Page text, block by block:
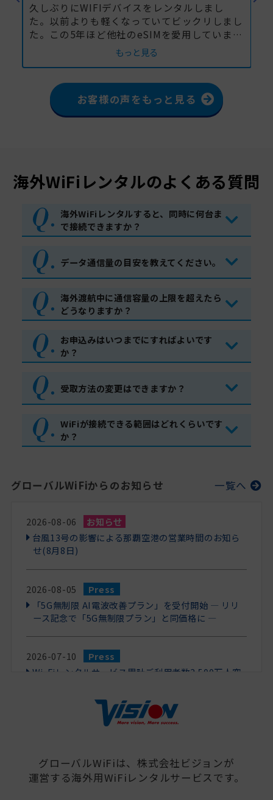
他社のポンコツWiFiを借りたこともあるんで
すが、グローバルWiFiは圧倒的に良いです。な
んのストレスも無しに快適な環境です。僕は
docomoなので、そのままGIGAという選択肢も
あったんですが、今回複数人で行ったのでこの
正解だったと思ってます。
もっと見る
お客様の声をもっと見る
海外WiFiレンタルのよくある質問
海外WiFiレンタルすると、同時に何台ま
で接続できますか？
データ通信量の目安を教えてください。
海外渡航中に通信容量の上限を超えたら
どうなりますか？
お申込みはいつまでにすればよいです
か？
受取方法の変更はできますか？
WiFiが接続できる範囲はどれくらいです
か？
グローバルWiFiからのお知らせ 一覧へ
2026-08-06
お知らせ
台風13号の影響による那覇空港の営業時間のお知ら
せ(8月8日)
2026-08-05
Press
「5G無制限 AI電波改善プラン」を受付開始 ― リリ
ース記念で「5G無制限プラン」と同価格に ―
2026-07-10
Press
Wi-Fiレンタルサービス累計ご利用者数2,500万人突
Press
グローバルWiFiは、株式会社ビジョンが
運営する海外用WiFiレンタルサービスです。